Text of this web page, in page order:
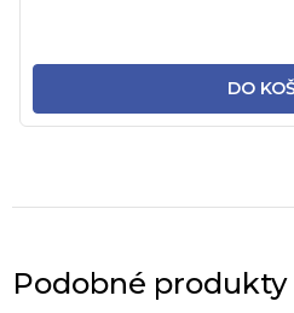
DO
Podobné produkty